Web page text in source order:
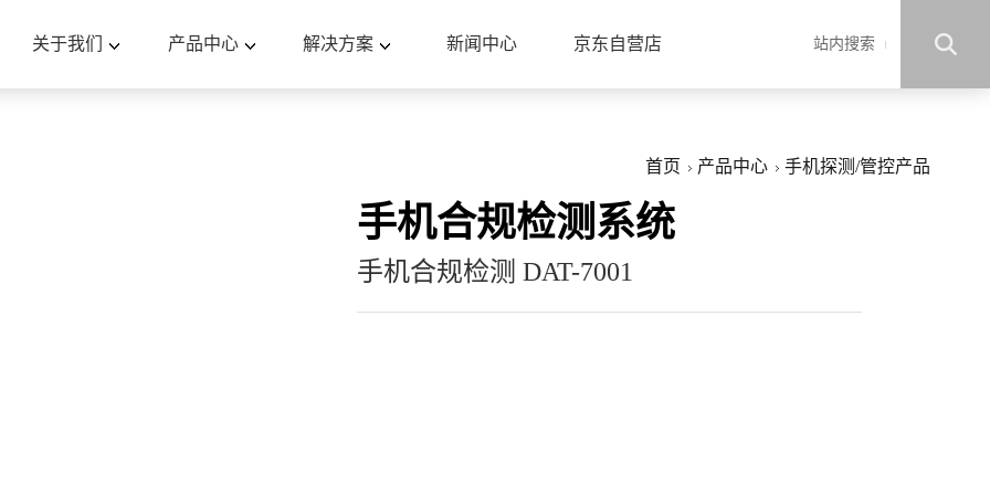
站内搜索
关于我们 产品中心 解决方案 新闻中心 京东自营店
首页 产品中心 手机探测/管控产品
手机合规检测系统
手机合规检测 DAT-7001